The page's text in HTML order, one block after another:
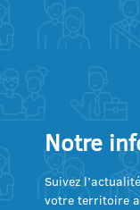
Notre
Suivez
votre territoire